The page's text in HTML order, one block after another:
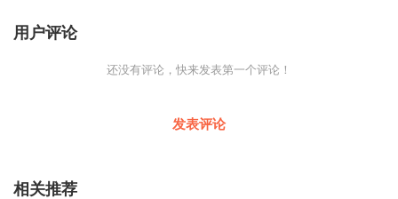
用户评论
还没有评论，快来发表第一个评论！
发表评论
相关推荐